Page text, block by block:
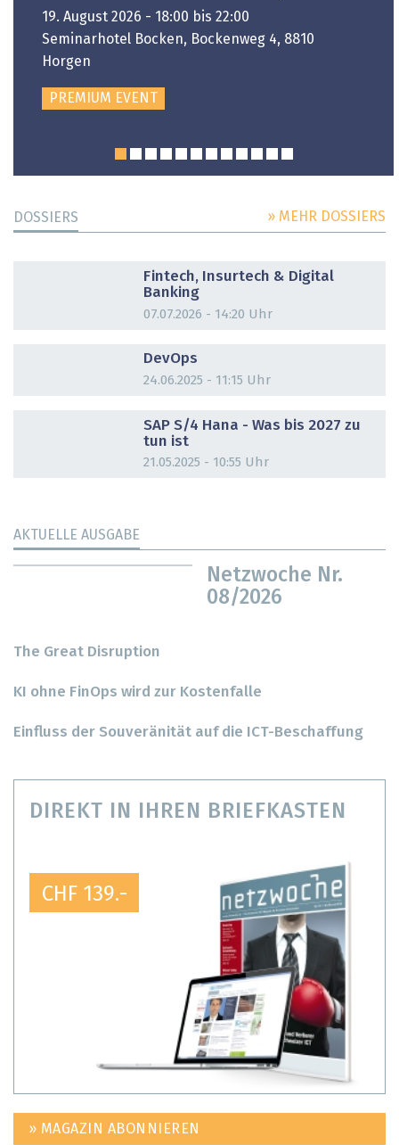
19. August 2026 - 18:00 bis 22:00
Seminarhotel Bocken, Bockenweg 4, 8810
Horgen
PREMIUM EVENT
DOSSIERS » MEHR DOSSIERS
Fintech, Insurtech & Digital
Banking
07.07.2026 - 14:20 Uhr
DevOps
24.06.2025 - 11:15 Uhr
SAP S/4 Hana - Was bis 2027 zu
tun ist
21.05.2025 - 10:55 Uhr
AKTUELLE AUSGABE
Netzwoche Nr.
08/2026
The Great Disruption
KI ohne FinOps wird zur Kostenfalle
Einfluss der Souveränität auf die ICT-Beschaffung
DIREKT IN IHREN BRIEFKASTEN
CHF 139.-
» MAGAZIN ABONNIEREN